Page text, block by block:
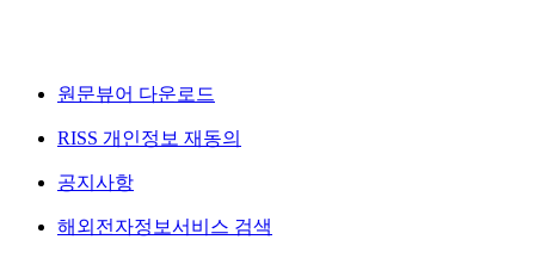
원문뷰어 다운로드
RISS 개인정보 재동의
공지사항
해외전자정보서비스 검색